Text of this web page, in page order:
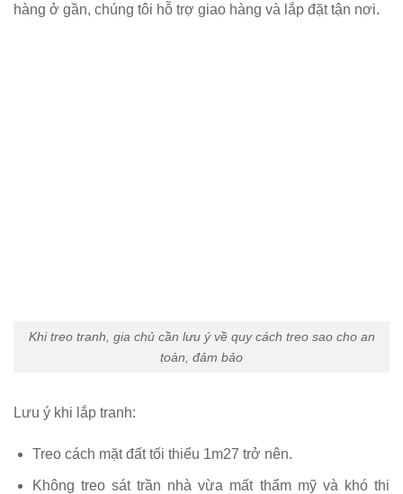
hàng ở gần, chúng tôi hỗ trợ giao hàng và lắp đặt tận nơi.
Khi treo tranh, gia chủ cần lưu ý về quy cách treo sao cho an
toàn, đảm bảo
Lưu ý khi lắp tranh:
Treo cách mặt đất tối thiểu 1m27 trở nên.
Không treo sát trần nhà vừa mất thẩm mỹ và khó thi